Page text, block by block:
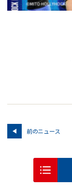
前のニュース